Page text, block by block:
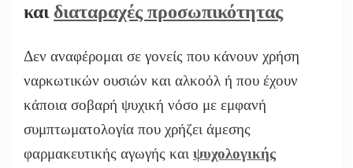
και διαταραχές προσωπικότητας
Δεν αναφέρομαι σε γονείς που κάνουν χρήση
ναρκωτικών ουσιών και αλκοόλ ή που έχουν
κάποια σοβαρή ψυχική νόσο με εμφανή
συμπτωματολογία που χρήζει άμεσης
φαρμακευτικής αγωγής και ψυχολογικής